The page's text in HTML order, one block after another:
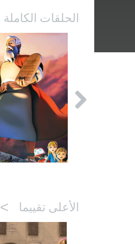
الحلقات الكاملة
الأعلى تقييما >